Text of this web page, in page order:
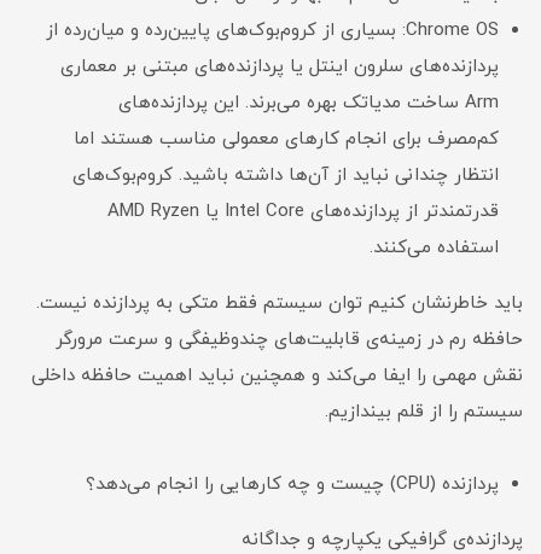
Chrome OS: بسیاری از کروم‌بوک‌های پایین‌رده و میان‌رده از
پردازنده‌های سلرون اینتل یا پردازنده‌های مبتنی بر معماری
Arm ساخت مدیاتک بهره می‌برند. این پردازنده‌های
کم‌مصرف برای انجام کارهای معمولی مناسب هستند اما
انتظار چندانی نباید از آن‌ها داشته باشید. کروم‌بوک‌های
قدرتمندتر از پردازنده‌های Intel Core یا AMD Ryzen
استفاده می‌کنند.
باید خاطرنشان کنیم توان سیستم فقط متکی به پردازنده نیست.
حافظه رم در زمینه‌ی قابلیت‌های چندوظیفگی و سرعت مرورگر
نقش مهمی را ایفا می‌کند و همچنین نباید اهمیت حافظه داخلی
سیستم را از قلم بیندازیم.
پردازنده (CPU) چیست و چه کارهایی را انجام می‌دهد؟
پردازنده‌ی گرافیکی یکپارچه و جداگانه